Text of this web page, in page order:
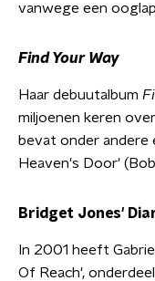
vanwege een
Find Your Way
Haar debuutalbum
miljoenen keren
bevat onder andere
Heaven's Door'
Bridget Jones'
In 2001 heeft
Of Reach',